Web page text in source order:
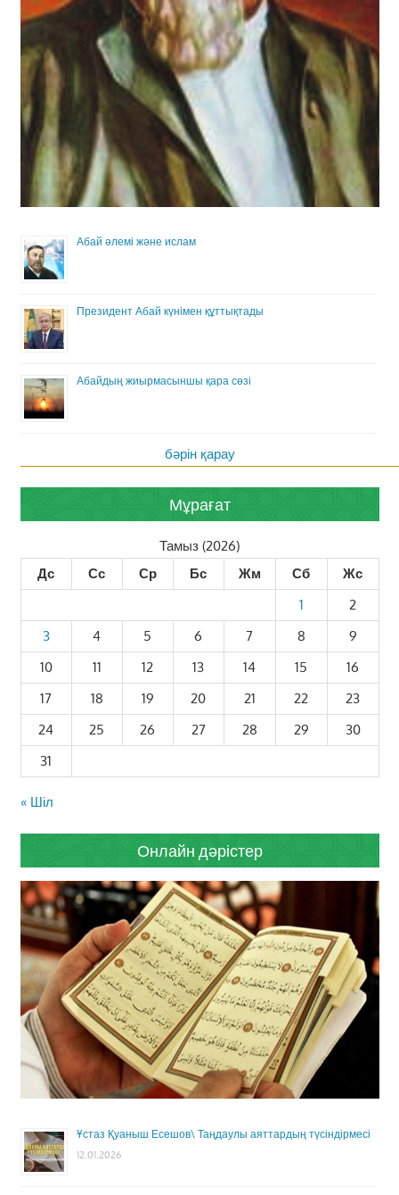
Абай әлемі және ислам
Президент Абай күнімен құттықтады
Абайдың жиырмасыншы қара сөзі
бәрін қарау
Мұрағат
Тамыз (2026)
Дс
Сс Ср Бс Жм Сб
Жс
1
2
3
4 5 6 7 8
9
10
11 12 13 14 15
16
17
18 19 20 21 22
23
24
25 26 27 28 29
30
31
« Шіл
Онлайн дәрістер
Ұстаз Қуаныш Есешов\ Таңдаулы аяттардың түсіндірмесі
12.01.2026